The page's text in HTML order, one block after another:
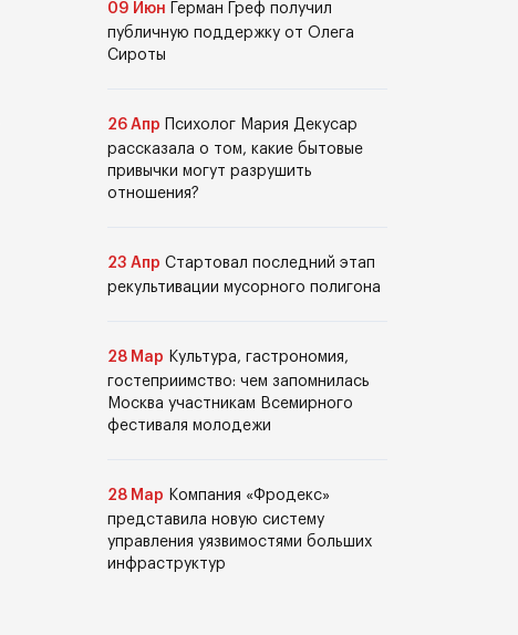
09 Июн
Герман Греф получил
публичную поддержку от Олега
Сироты
26 Апр
Психолог Мария Декусар
рассказала о том, какие бытовые
привычки могут разрушить
отношения?
23 Апр Стартовал последний этап
рекультивации мусорного полигона
28 Мар Культура, гастрономия,
гостеприимство: чем запомнилась
Москва участникам Всемирного
фестиваля молодежи
28 Мар Компания «Фродекс»
представила новую систему
управления уязвимостями больших
инфраструктур